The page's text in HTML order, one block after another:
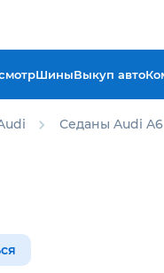
ШиныВыкуп авто
Седаны Audi A6